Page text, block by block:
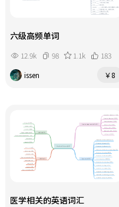
六级高频单词
12.9k 98 1.1k
183
issen
￥8
医学相关的英语词汇